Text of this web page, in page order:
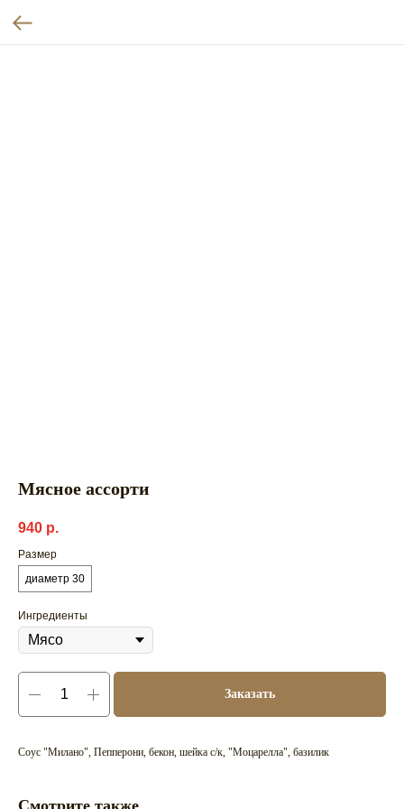
Мясное ассорти
940 р.
Размер
диаметр 30
Ингредиенты
Заказать
Соус "Милано", Пепперони, бекон, шейка с/к, "Моцарелла", базилик